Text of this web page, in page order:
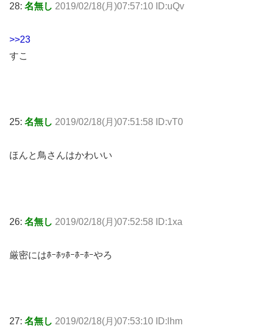
28: 名無し 2019/02/18(月)07:57:10 ID:uQv
>>23
すこ
25: 名無し 2019/02/18(月)07:51:58 ID:vT0
ほんと鳥さんはかわいい
26: 名無し 2019/02/18(月)07:52:58 ID:1xa
厳密にはﾎｰﾎｯﾎｰﾎｰﾎｰやろ
27: 名無し 2019/02/18(月)07:53:10 ID:lhm